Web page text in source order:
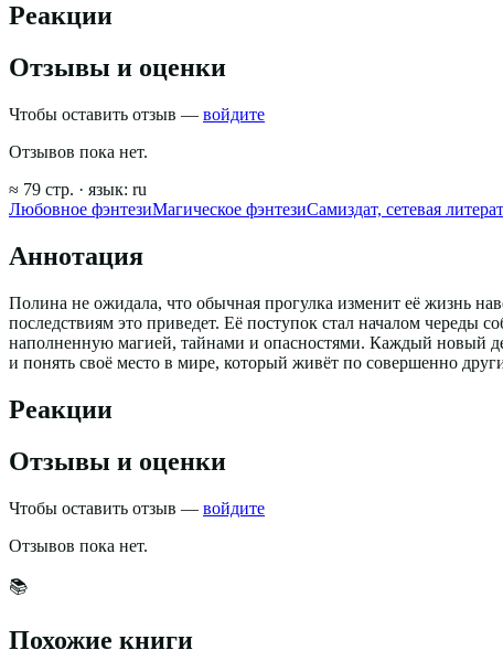
Реакции
Отзывы и оценки
Чтобы оставить отзыв — войдите
Отзывов пока нет.
≈ 79 стр. · язык: ru
Любовное фэнтезиМагическое фэнтезиСамиздат, сетевая
Аннотация
Полина не ожидала, что обычная прогулка изменит её жизнь
последствиям это приведет. Её поступок стал началом
наполненную магией, тайнами и опасностями. Каждый новый
и понять своё место в мире, который живёт по совершенно
Реакции
Отзывы и оценки
Чтобы оставить отзыв — войдите
Отзывов пока нет.
📚
Похожие книги